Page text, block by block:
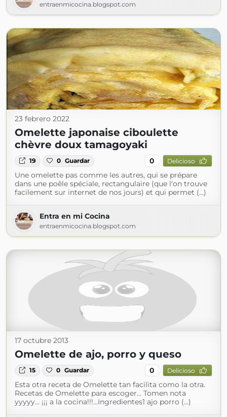
entraenmicocina.blogspot.com
23 febrero 2022
Omelette japonaise ciboulette
chèvre doux tamagoyaki
19 0 Guardar 0 Delicioso
Une omelette pas comme les autres, qui se prépare
dans une poêle spéciale, rectangulaire (que l'on trouve
facilement sur internet de nos jours) et qui permet (...)
Entra en mi Cocina
entraenmicocina.blogspot.com
17 octubre 2013
Omelette de ajo, porro y queso
15 0 Guardar 0 Delicioso
Esta otra receta de Omelette tan facilita como la otra.
Recetas de Omelette para escoger... Tomen nota
yyyyy... ¡¡¡ a la cocina!!!...Ingredientes1 ajo porro (...)